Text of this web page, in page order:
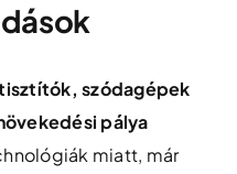
szódagépek
pálya
miatt, már